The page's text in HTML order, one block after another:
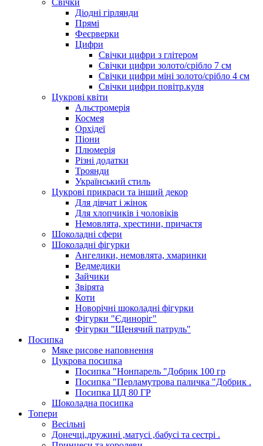
Свічки
Діодні гірлянди
Прямі
Феєрверки
Цифри
Свічки цифри з глітером
Свічки цифри золото/срібло 7 см
Свічки цифри міні золото/срібло 4 см
Свічки цифри повітр.куля
Цукрові квіти
Альстромерія
Космея
Орхідеї
Піони
Плюмерія
Різні додатки
Троянди
Український стиль
Цукрові прикраси та інший декор
Для дівчат і жінок
Для хлопчиків і чоловіків
Немовлята, хрестини, причастя
Шоколадні сфери
Шоколадні фігурки
Ангелики, немовлята, хмаринки
Ведмедики
Зайчики
Звірята
Коти
Новорічні шоколадні фігурки
Фігурки "Єдиноріг"
Фігурки "Щенячий патруль"
Посипка
Мяке рисове наповнення
Цукрова посипка
Посипка "Нонпарель "Добрик 100 гр
Посипка "Перламутрова паличка "Добрик .
Посипка ЦД 80 ГР
Шоколадна посипка
Топери
Весільні
Донечці,дружині ,матусі ,бабусі та сестрі .